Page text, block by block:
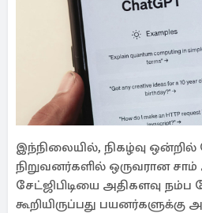
இந்நிலையில், நிகழ்வு
நிறுவனர்களில் ஒருவரான
சேட்ஜிபிடியை அதிகளவு
கூறியிருப்பது பயனர்களுக்கு